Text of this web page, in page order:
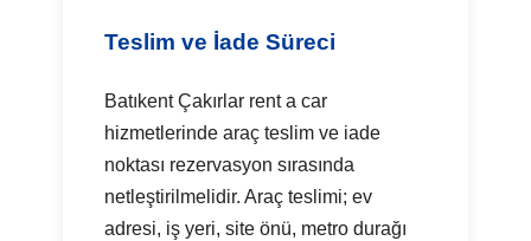
Teslim ve İade Süreci
Batıkent Çakırlar rent a car
hizmetlerinde araç teslim ve iade
noktası rezervasyon sırasında
netleştirilmelidir. Araç teslimi; ev
adresi, iş yeri, site önü, metro durağı